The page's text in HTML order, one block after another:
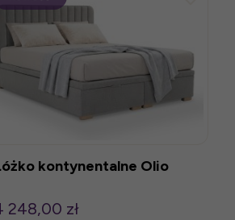
kontynentalne Olio
248,00 zł